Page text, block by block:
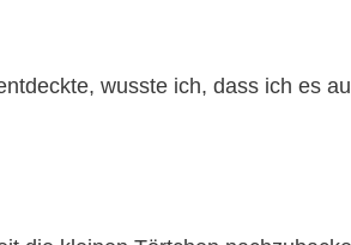
wusste ich, dass ich es